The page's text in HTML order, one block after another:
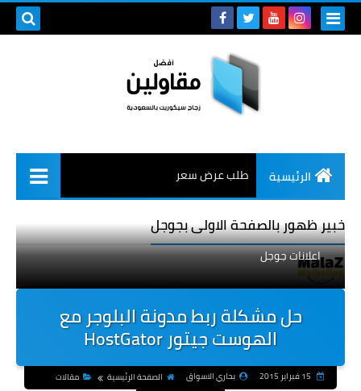
الرئيسية طلب عرض سعر
خبير ظهور بالصفحة الاولى بجوجل
اعلانات جوجل
حل مشكلة ربط مدونة البلوجر مع
الهوست جيتور HostGator
بحاري الاسواق الصفحة الرئيسية مقالات